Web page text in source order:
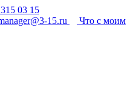
03 15
15.ru
Что с моим